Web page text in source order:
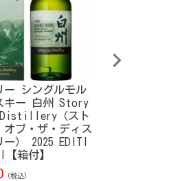
ー シングルモル
キー 白州 Story
（スト
オブ・ザ・ディス
ー） 2025 EDITI
【箱付】
（税込）